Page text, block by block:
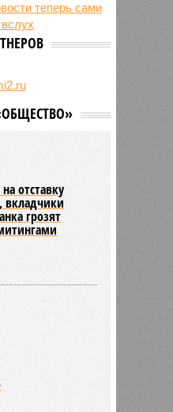
и загорелся,
отставку
вкладчики
грозят